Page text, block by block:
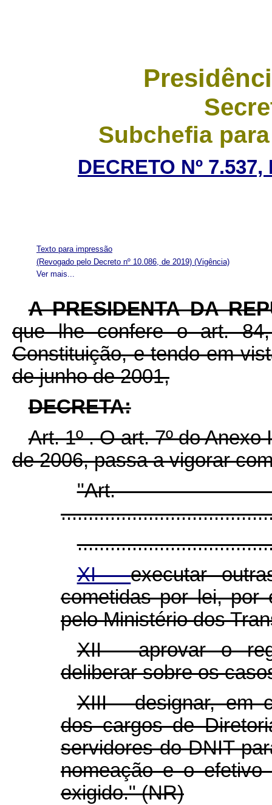
Subchefia
DECRETO Nº
Texto para impressão
Ver mais...
(Revogado pelo Decreto nº 10.086, de 2019) (Vigência)
A PRESIDENTA DA
que lhe confere o art.
Constituição, e tendo em
de junho de 2001,
DECRETA:
Art. 1º . O art. 7º do
de 2006, passa a vigorar
XI -executar
cometidas por lei, por
pelo Ministério dos
XII - aprovar o
deliberar sobre os
XIII - designar, em
dos cargos de
servidores do DNIT
nomeação e o
exigido." (NR)